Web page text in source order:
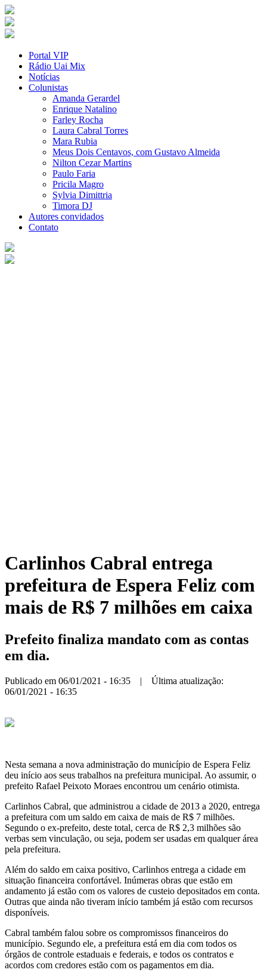
Portal VIP
Rádio Uai Mix
Notícias
Colunistas
Amanda Gerardel
Enrique Natalino
Farley Rocha
Laura Cabral Torres
Mara Rubia
Meus Dois Centavos, com Gustavo Almeida
Nilton Cezar Martins
Paulo Faria
Pricila Magro
Sylvia Dimittria
Timora DJ
Autores convidados
Contato
Carlinhos Cabral entrega
prefeitura de Espera Feliz com
mais de R$ 7 milhões em caixa
Prefeito finaliza mandato com as contas
em dia.
Publicado em 06/01/2021 - 16:35 | Última atualização:
06/01/2021 - 16:35
Nesta semana a nova administração do município de Espera Feliz
deu início aos seus trabalhos na prefeitura municipal. Ao assumir, o
prefeito Rafael Peixoto Moraes encontrou um cenário otimista.
Carlinhos Cabral, que administrou a cidade de 2013 a 2020, entrega
a prefeitura com um saldo em caixa de mais de R$ 7 milhões.
Segundo o ex-prefeito, deste total, cerca de R$ 2,3 milhões são
verbas sem vinculação, ou seja, podem ser usadas em qualquer área
pela prefeitura.
Além do saldo em caixa positivo, Carlinhos entrega a cidade em
situação financeira confortável. Inúmeras obras que estão em
andamento já estão com os valores de custeio depositados em conta.
Outras que ainda não tiveram início também já estão com recursos
disponíveis.
Cabral também falou sobre os compromissos financeiros do
município. Segundo ele, a prefeitura está em dia com todos os
órgãos de controle estaduais e federais, e todos os contratos e
acordos com credores estão com os pagamentos em dia.